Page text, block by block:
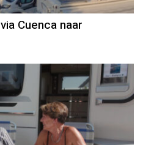
Cuenca naar